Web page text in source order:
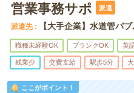
営業事務サポ
派遣
派遣先 【大手企業】水道管バ
職種未経験OK ブランクOK 英
残業少 交費支給 駅歩5分
ここがポイント！